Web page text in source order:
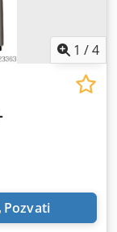
ciklusi merenja
TCP / IP
1 /4
Pozvati